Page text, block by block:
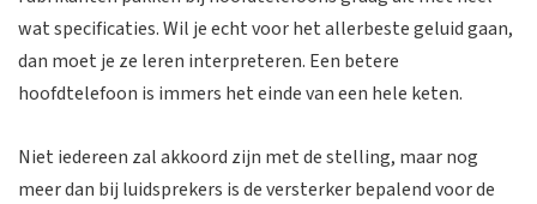
wat specificaties. Wil je echt voor het allerbeste geluid gaan,
dan moet je ze leren interpreteren. Een betere
hoofdtelefoon is immers het einde van een hele keten.
Niet iedereen zal akkoord zijn met de stelling, maar nog
meer dan bij luidsprekers is de versterker bepalend voor de